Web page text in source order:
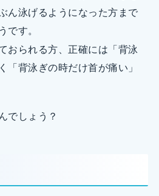
ん泳げるようになった方まで
です。
おられる方、正確には「背泳
「背泳ぎの時だけ首が痛い」
でしょう？